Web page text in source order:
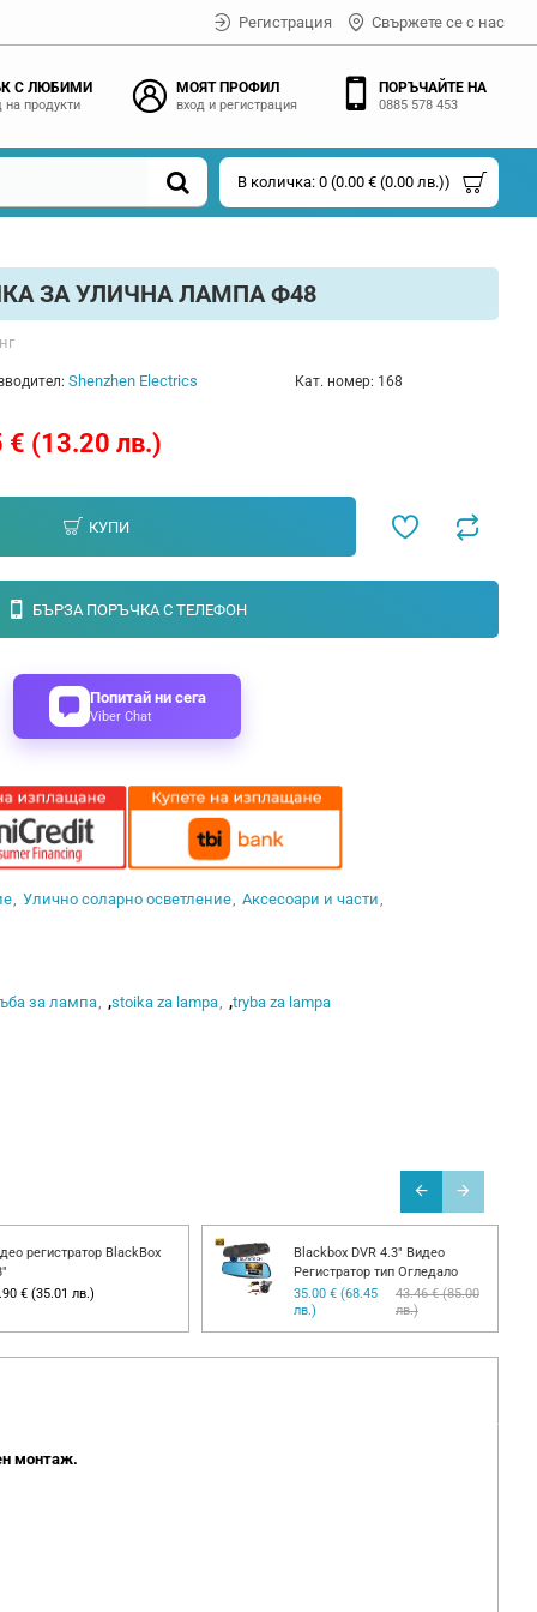
Регистрация Свържете се с нас
С ЛЮБИМИ
на продукти
МОЯТ ПРОФИЛ
вход и регистрация
ПОРЪЧАЙТЕ НА
0885 578 453
В количка: 0 (0.00 € (0.00 лв.))
ЗА УЛИЧНА ЛАМПА Ф48
Shenzhen Electrics Кат. номер: 168
€ (13.20 лв.)
КУПИ
БЪРЗА ПОРЪЧКА С ТЕЛЕФОН
Попитай ни сега
Viber Chat
Улично соларно осветление Аксесоари и части
за лампа ,stoika za lampa ,tryba za lampa
регистратор BlackBox
€ (35.01 лв.)
Blackbox DVR 4.3" Видео
Регистратор тип Огледало
35.00 € (68.45
лв.)
43.46 € (85.00
лв.)
монтаж.